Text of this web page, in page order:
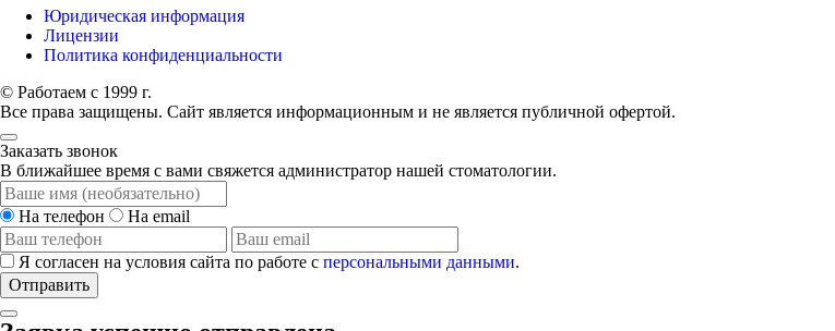
Юридическая информация
Лицензии
Политика конфиденциальности
© Работаем с 1999 г.
Все права защищены. Сайт является информационным и не является публичной офертой.
Заказать звонок
В ближайшее время с вами свяжется администратор нашей стоматологии.
На телефон На email
Я согласен на условия сайта по работе с персональными данными.
Отправить